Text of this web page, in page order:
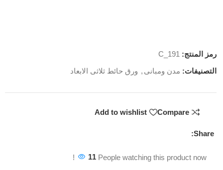
رمز المنتج: C_191
التصنيفات: مدن ومبانى , ورق حائط ثلاثى الابعاد
Compare
Add to wishlist
Share:
11 People watching this product now!